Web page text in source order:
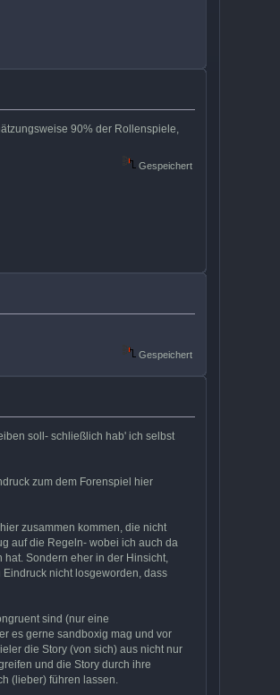
90% der Rollenspiele,
Gespeichert
Gespeichert
soll- schließlich hab' ich selbst
zum dem Forenspiel hier
zusammen kommen, die nicht
auf die Regeln- wobei ich auch da
Sondern eher in der Hinsicht,
nicht losgeworden, dass
sind (nur eine
es gerne sandboxig mag und vor
die Story (von sich) aus nicht nur
und die Story durch ihre
(lieber) führen lassen.